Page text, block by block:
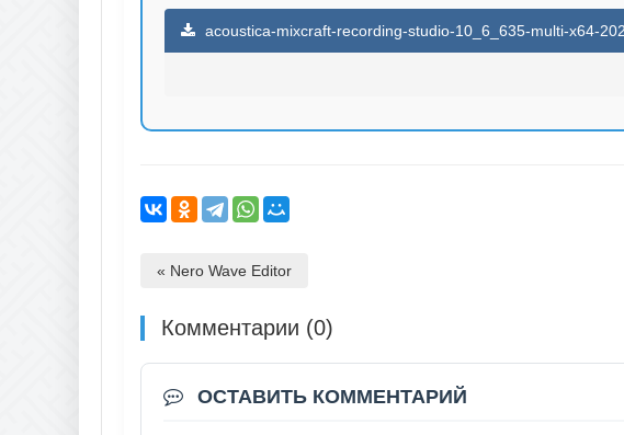
acoustica-mixcraft-recording-studio-10_6_635-multi-x64-
« Nero Wave Editor
Комментарии (0)
ОСТАВИТЬ КОММЕНТАРИЙ